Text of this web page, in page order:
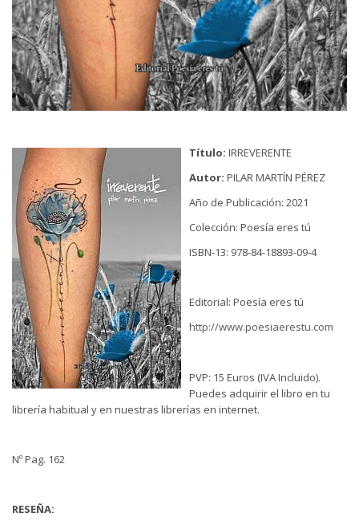
Título: IRREVERENTE
Autor: PILAR MARTÍN PÉREZ
Año de Publicación: 2021
Colección: Poesía eres tú
ISBN-13: 978-84-18893-09-4
Editorial: Poesía eres tú
http://www.poesiaerestu.com
PVP: 15 Euros (IVA Incluido).
Puedes adquirir el libro en tu
librería habitual y en nuestras librerías en internet.
Nº Pag. 162
RESEÑA: